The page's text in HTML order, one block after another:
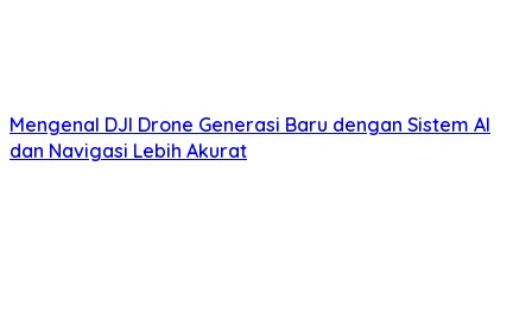
Mengenal DJI Drone Generasi Baru dengan Sistem AI
dan Navigasi Lebih Akurat